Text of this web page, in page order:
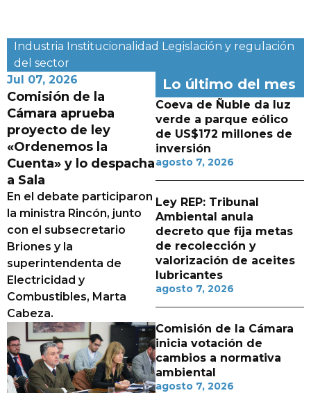
Industria Institucionalidad Legislación y regulación
del sector
Jul 07, 2026
Comisión de la
Cámara aprueba
proyecto de ley
«Ordenemos la
Cuenta» y lo despacha
a Sala
En el debate participaron
la ministra Rincón, junto
con el subsecretario
Briones y la
superintendenta de
Electricidad y
Combustibles, Marta
Cabeza.
Lo último del mes
Coeva de Ñuble da luz
verde a parque eólico
de US$172 millones de
inversión
agosto 7, 2026
Ley REP: Tribunal
Ambiental anula
decreto que fija metas
de recolección y
valorización de aceites
lubricantes
agosto 7, 2026
Comisión de la Cámara
inicia votación de
cambios a normativa
ambiental
agosto 7, 2026